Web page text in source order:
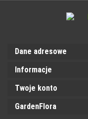
Dane adresowe
Informacje
Twoje konto
GardenFlora